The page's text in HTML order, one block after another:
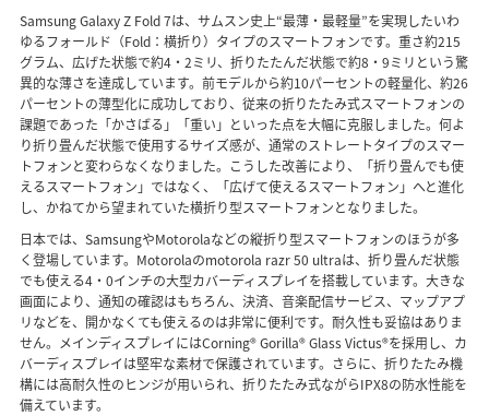
Samsung Galaxy Z Fold 7は、サムスン史上“最薄・最軽量”を実現したいわ
ゆるフォールド（Fold：横折り）タイプのスマートフォンです。重さ約215
グラム、広げた状態で約4・2ミリ、折りたたんだ状態で約8・9ミリという驚
異的な薄さを達成しています。前モデルから約10パーセントの軽量化、約26
パーセントの薄型化に成功しており、従来の折りたたみ式スマートフォンの
課題であった「かさばる」「重い」といった点を大幅に克服しました。何よ
り折り畳んだ状態で使用するサイズ感が、通常のストレートタイプのスマー
トフォンと変わらなくなりました。こうした改善により、「折り畳んでも使
えるスマートフォン」ではなく、「広げて使えるスマートフォン」へと進化
し、かねてから望まれていた横折り型スマートフォンとなりました。
日本では、SamsungやMotorolaなどの縦折り型スマートフォンのほうが多
く登場しています。Motorolaのmotorola razr 50 ultraは、折り畳んだ状態
でも使える4・0インチの大型カバーディスプレイを搭載しています。大きな
画面により、通知の確認はもちろん、決済、音楽配信サービス、マップアプ
リなどを、開かなくても使えるのは非常に便利です。耐久性も妥協はありま
せん。メインディスプレイにはCorning® Gorilla® Glass Victus®を採用し、カ
バーディスプレイは堅牢な素材で保護されています。さらに、折りたたみ機
構には高耐久性のヒンジが用いられ、折りたたみ式ながらIPX8の防水性能を
備えています。